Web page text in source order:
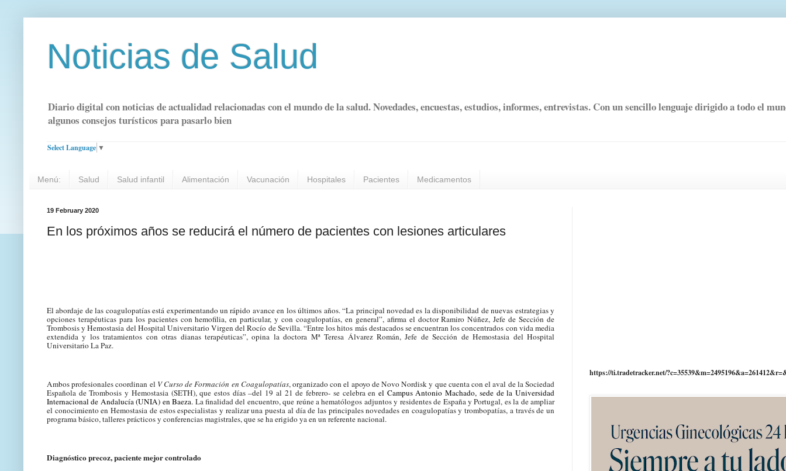
Noticias de Salud
Diario digital con noticias de actualidad relacionadas con el mundo de la salud. Novedades, encuestas, estudios, informes, entrevistas. Con un sencillo lenguaje dirigido a todo el
algunos consejos turísticos para pasarlo bien
Select Language ▼
Menú: Salud Salud infantil Alimentación Vacunación Hospitales Pacientes Medicamentos
19 February 2020
En los próximos años se reducirá el número de pacientes con lesiones articulares
El abordaje de las coagulopatías está experimentando un rápido avance en los últimos años. “La principal novedad es la disponibilidad de nuevas estrategias y
opciones terapéuticas para los pacientes con hemofilia, en particular, y con coagulopatías, en general”, afirma el doctor Ramiro Núñez, Jefe de Sección de
Trombosis y Hemostasia del Hospital Universitario Virgen del Rocío de Sevilla. “Entre los hitos más destacados se encuentran los concentrados con vida media
extendida y los tratamientos con otras dianas terapéuticas”, opina la doctora Mª Teresa Álvarez Román, Jefe de Sección de Hemostasia del Hospital
Universitario La Paz.
Ambos profesionales coordinan el V Curso de Formación en Coagulopatías, organizado con el apoyo de Novo Nordisk y que cuenta con el aval de la Sociedad
Española de Trombosis y Hemostasia (SETH), que estos días –del 19 al 21 de febrero- se celebra en el Campus Antonio Machado, sede de la Universidad
Internacional de Andalucía (UNIA) en Baeza. La finalidad del encuentro, que reúne a hematólogos adjuntos y residentes de España y Portugal, es la de ampliar
el conocimiento en Hemostasia de estos especialistas y realizar una puesta al día de las principales novedades en coagulopatías y trombopatías, a través de un
programa básico, talleres prácticos y conferencias magistrales, que se ha erigido ya en un referente nacional.
Diagnóstico precoz, paciente mejor controlado
https://ti.tradetracker.net/